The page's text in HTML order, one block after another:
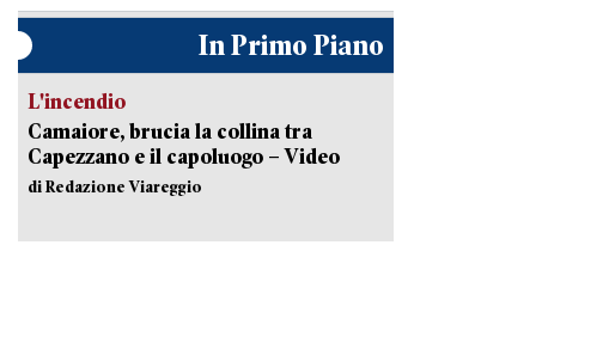
In Primo Piano
L'incendio
Camaiore, brucia la collina tra
Capezzano e il capoluogo – Video
di Redazione Viareggio